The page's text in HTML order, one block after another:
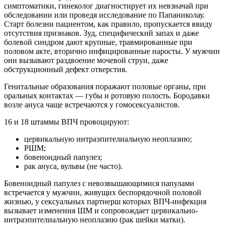
симптоматики, гинеколог диагностирует их невзначай при
обследовании или проведя исследование по Папаниколау.
Старт болезни пациентом, как правило, пропускается ввиду
отсутствия признаков. Зуд, специфический запах и даже
болевой синдром дают крупные, травмированные при
половом акте, вторично инфицированные наросты. У мужчин
они вызывают раздвоение мочевой струи, даже
обструкционный дефект отверстия.
Генитальные образования поражают половые органы, при
оральных контактах — губы и ротовую полость. Бородавки
возле ануса чаще встречаются у гомосексуалистов.
16 и 18 штаммы ВПЧ провоцируют:
цервикальную интраэпителиальную неоплазию;
РШМ;
бовеноидный папулез;
рак ануса, вульвы (не часто).
Бовеноидный папулез с невозвышающимися папулами
встречается у мужчин, живущих беспорядочной половой
жизнью, у сексуальных партнерш которых ВПЧ-инфекция
вызывает изменения ШМ и сопровождает цервикально-
интраэпителиальную неоплазию (рак шейки матки).